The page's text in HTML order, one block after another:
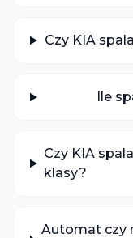
Czy KIA
Ile
Czy KIA
klasy?
Automat czy